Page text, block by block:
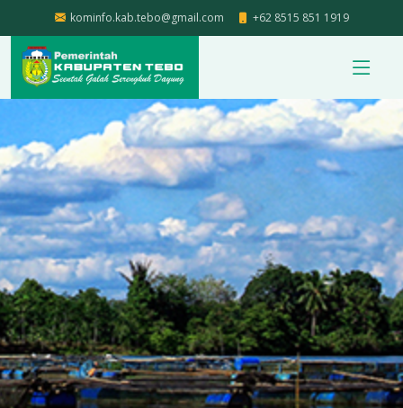
kominfo.kab.tebo@gmail.com +62 8515 851 1919